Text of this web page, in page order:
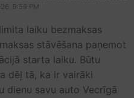
9:59 PM
laiku bezmaksas
stāvēšana paņemot
starta laiku. Būtu
dēļ tā, ka ir vairāki
dienu savu auto Vecrīgā